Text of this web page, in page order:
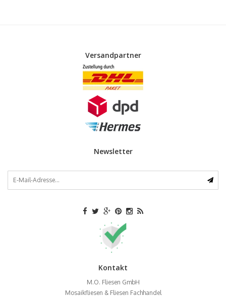
Versandpartner
Newsletter
Kontakt
M.O. Fliesen GmbH
Mosaikfliesen & Fliesen Fachhandel